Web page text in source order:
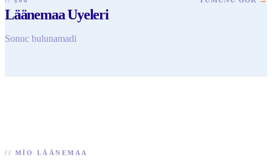
Läänemaa Uyeleri
Sonuc bulunamadi
// MIO LÄÄNEMAA